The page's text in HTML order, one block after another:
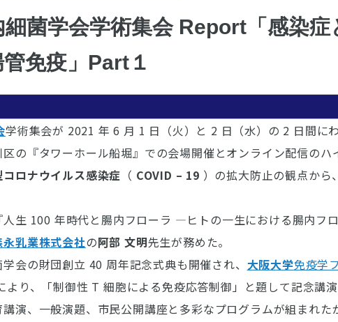
菌学会学術集会 Report「感染症
免疫」Part１
学術集会が 2021 年 6 月 1 日（火）と 2 日（水）の 2 日間に
の『タワーホール船堀』での会場開催とオンライン配信のハ
コロナウイルス感染症 （ COVID – 19 ）の拡大防止の観点から
生 100 年時代と腸内フローラ ―ヒトの一生における腸内フ
永乳業株式会社の阿部 文明先生が務めた。
会の財団創立 40 周年記念式典も開催され、 大阪大学免疫学
より、「制御性 T 細胞による免疫応答制御」と題して記念講
演、一般演題、市民公開講座と多彩なプログラムが組まれた